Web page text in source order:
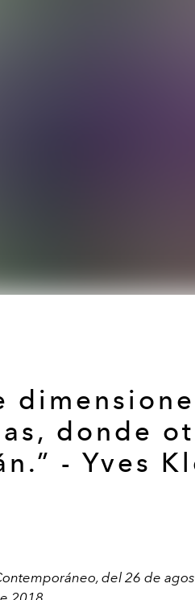
donde
- Yves
del 26 de